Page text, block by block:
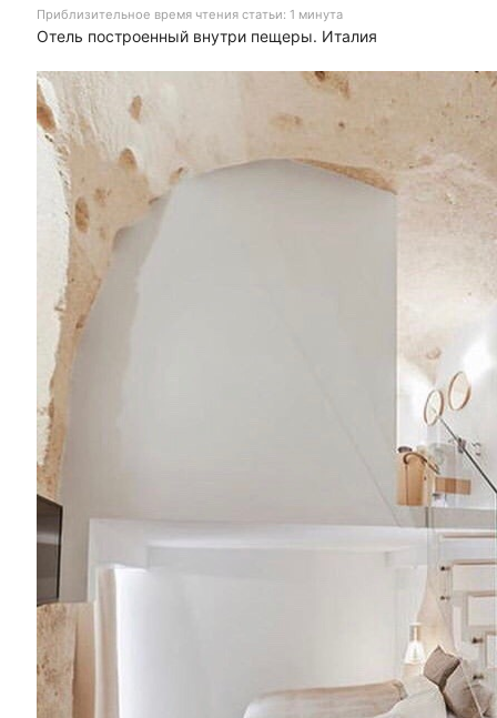
Приблизительное время чтения статьи: 1 минута
Отель построенный внутри пещеры. Италия